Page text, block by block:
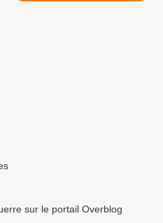
sur le portail Overblog